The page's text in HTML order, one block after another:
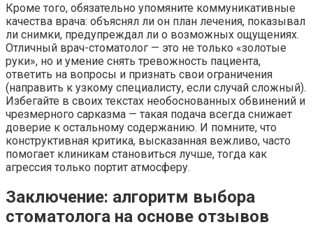
Кроме того, обязательно упомяните коммуникативные
качества врача: объяснял ли он план лечения, показывал
ли снимки, предупреждал ли о возможных ощущениях.
Отличный врач-стоматолог — это не только «золотые
руки», но и умение снять тревожность пациента,
ответить на вопросы и признать свои ограничения
(направить к узкому специалисту, если случай сложный).
Избегайте в своих текстах необоснованных обвинений и
чрезмерного сарказма — такая подача всегда снижает
доверие к остальному содержанию. И помните, что
конструктивная критика, высказанная вежливо, часто
помогает клиникам становиться лучше, тогда как
агрессия только портит атмосферу.
Заключение: алгоритм выбора
стоматолога на основе отзывов